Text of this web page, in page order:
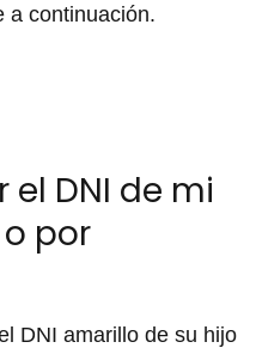
a continuación.
DNI de mi
por
DNI amarillo de su hijo